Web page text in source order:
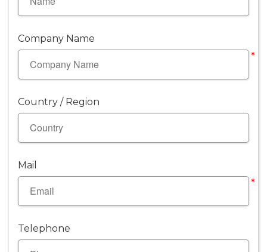
Company Name
*
Country / Region
Mail
*
Telephone